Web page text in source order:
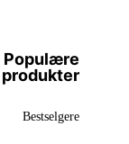
Populære
produkter
Bestselgere